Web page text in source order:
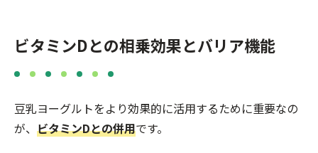
ビタミンDとの相乗効果とバリア機能
豆乳ヨーグルトをより効果的に活用するために重要なの
が、 ビタミンDとの併用です。